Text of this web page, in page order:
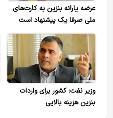
عرضه یارانه بنزین به کارت‌های
ملی صرفا یک پیشنهاد است
وزیر نفت: کشور برای واردات
بنزین هزینه بالایی